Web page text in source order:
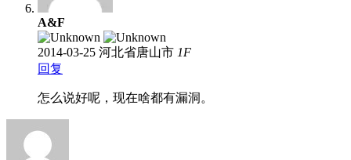
A&F
2014-03-25 河北省唐山市 1F
回复
怎么说好呢，现在啥都有漏洞。